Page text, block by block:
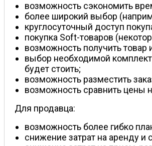
возможность сэкономить
более широкий выбор
круглосуточный доступ
покупка Soft-товаров
возможность получить
выбор необходимой
будет стоить;
возможность разместить
возможность сравнить цены
Для продавца:
возможность более гибко
снижение затрат на аренду